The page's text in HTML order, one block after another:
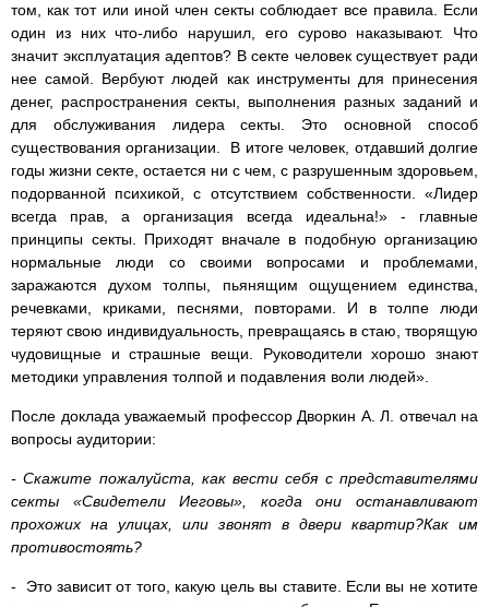
том, как тот или иной член секты соблюдает все правила. Если
один из них что-либо нарушил, его сурово наказывают. Что
значит эксплуатация адептов? В секте человек существует ради
нее самой. Вербуют людей как инструменты для принесения
денег, распространения секты, выполнения разных заданий и
для обслуживания лидера секты. Это основной способ
существования организации. В итоге человек, отдавший долгие
годы жизни секте, остается ни с чем, с разрушенным здоровьем,
подорванной психикой, с отсутствием собственности. «Лидер
всегда прав, а организация всегда идеальна!» - главные
принципы секты. Приходят вначале в подобную организацию
нормальные люди со своими вопросами и проблемами,
заражаются духом толпы, пьянящим ощущением единства,
речевками, криками, песнями, повторами. И в толпе люди
теряют свою индивидуальность, превращаясь в стаю, творящую
чудовищные и страшные вещи. Руководители хорошо знают
методики управления толпой и подавления воли людей».
После доклада уважаемый профессор Дворкин А. Л. отвечал на
вопросы аудитории:
- Скажите пожалуйста, как вести себя с представителями
секты «Свидетели Иеговы», когда они останавливают
прохожих на улицах, или звонят в двери квартир?Как им
противостоять?
- Это зависит от того, какую цель вы ставите. Если вы не хотите